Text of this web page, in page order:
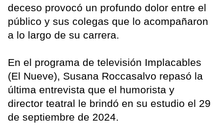
deceso provocó un profundo dolor entre el
público y sus colegas que lo acompañaron
a lo largo de su carrera.
En el programa de televisión Implacables
(El Nueve), Susana Roccasalvo repasó la
última entrevista que el humorista y
director teatral le brindó en su estudio el 29
de septiembre de 2024.